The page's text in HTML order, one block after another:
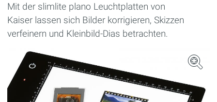
Mit der slimlite plano Leuchtplatten von
Kaiser lassen sich Bilder korrigieren, Skizzen
verfeinern und Kleinbild-Dias betrachten.